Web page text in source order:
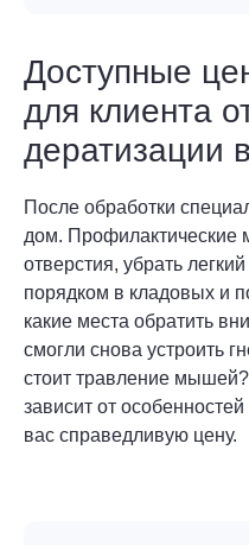
Доступные
для клиента
дератизации
После обработки
дом. Профилактические
отверстия, убрать
порядком в кладовых и
какие места обратить
смогли снова устроить
стоит травление
зависит от
вас справедливую цену.